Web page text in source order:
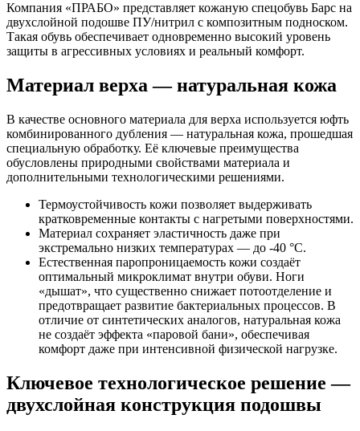
Компания «ПРАБО» представляет кожаную спецобувь Барс на
двухслойной подошве ПУ/нитрил с композитным подноском.
Такая обувь обеспечивает одновременно высокий уровень
защиты в агрессивных условиях и реальный комфорт.
Материал верха — натуральная кожа
В качестве основного материала для верха используется юфть
комбинированного дубления — натуральная кожа, прошедшая
специальную обработку. Её ключевые преимущества
обусловлены природными свойствами материала и
дополнительными технологическими решениями.
Термоустойчивость кожи позволяет выдерживать
кратковременные контакты с нагретыми поверхностями.
Материал сохраняет эластичность даже при
экстремально низких температурах — до -40 °C.
Естественная паропроницаемость кожи создаёт
оптимальный микроклимат внутри обуви. Ноги
«дышат», что существенно снижает потоотделение и
предотвращает развитие бактериальных процессов. В
отличие от синтетических аналогов, натуральная кожа
не создаёт эффекта «паровой бани», обеспечивая
комфорт даже при интенсивной физической нагрузке.
Ключевое технологическое решение —
двухслойная конструкция подошвы